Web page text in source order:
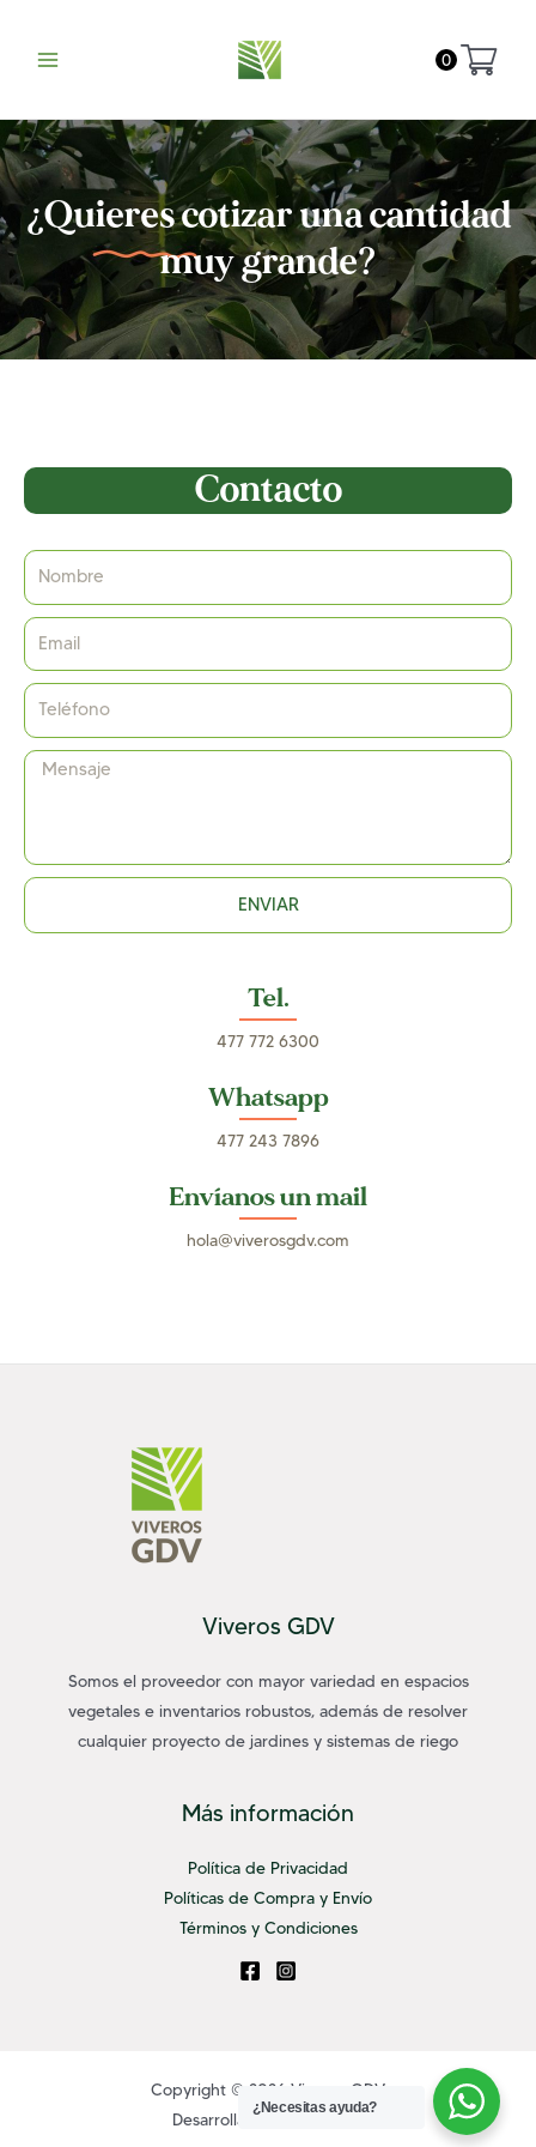
0
¿Quieres cotizar una cantidad
muy grande?
Contacto
ENVIAR
Tel.
477 772 6300
Whatsapp
477 243 7896
Envíanos un mail
hola@viverosgdv.com
Viveros GDV
Somos el proveedor con mayor variedad en espacios
vegetales e inventarios robustos, además de resolver
cualquier proyecto de jardines y sistemas de riego
Más información
Política de Privacidad
Políticas de Compra y Envío
Términos y Condiciones
Copyright © 2026 Viveros GDV
Desarrollado por
Katapult
¿Necesitas ayuda?